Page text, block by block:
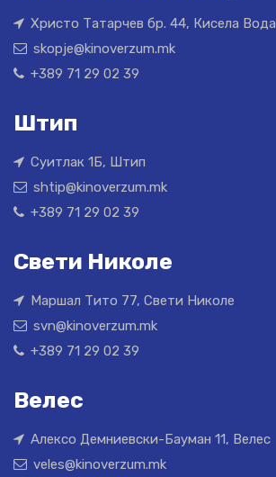
Христо Татарчев бр. 44, Кисела Вода
skopje@kinoverzum.mk
+389 71 29 02 39
Штип
Суитлак 1Б, Штип
shtip@kinoverzum.mk
+389 71 29 02 39
Свети Николе
Маршал Тито 77, Свети Николе
svn@kinoverzum.mk
+389 71 29 02 39
Велес
Алексо Демниевски-Бауман 11, Велес
veles@kinoverzum.mk